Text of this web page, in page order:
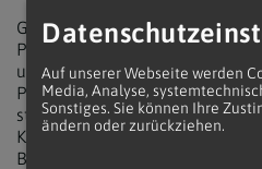
Gedenkfeiern finden am 9.
Pfarre Feldkirchen an der
um 9:30 Ur in der Pfarrkirche
Pfarrkirche Weyer und um 19
statt. Darüber hinaus stehen
Krankenhausseelsorgerinnen
Beraterinnen und Berater von
Auf unserer Webseite werden
Media, Analyse,
Sonstiges. Sie können Ihre
ändern oder zurückziehen.